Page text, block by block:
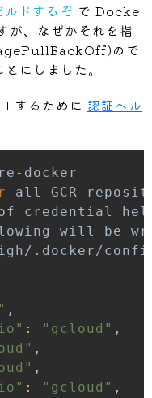
ドするぞ で Docke
、なぜかそれを指
ので
にしました。
するために 認証ヘル
credential
will be
.docker/
: "gcloud"
: "gcloud"